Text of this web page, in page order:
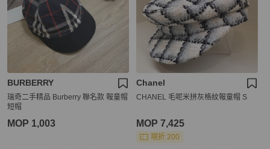
BURBERRY
瑞奇二手精品 Burberry 聯名款 報童帽
短帽
MOP 1,003
Chanel
CHANEL 毛呢米拼灰格紋報童帽 S
MOP 7,425
現折 200